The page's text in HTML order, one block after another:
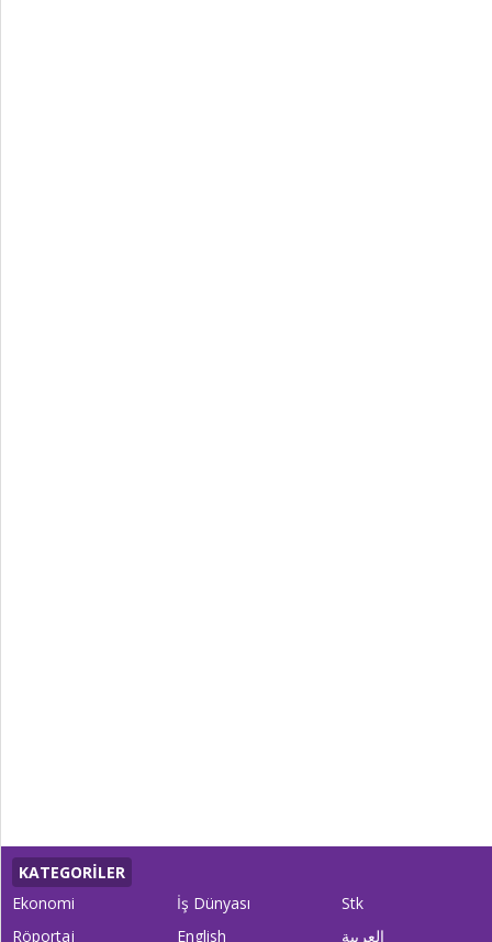
KATEGORİLER
Ekonomi
İş Dünyası
Stk
Röportaj
English العربية